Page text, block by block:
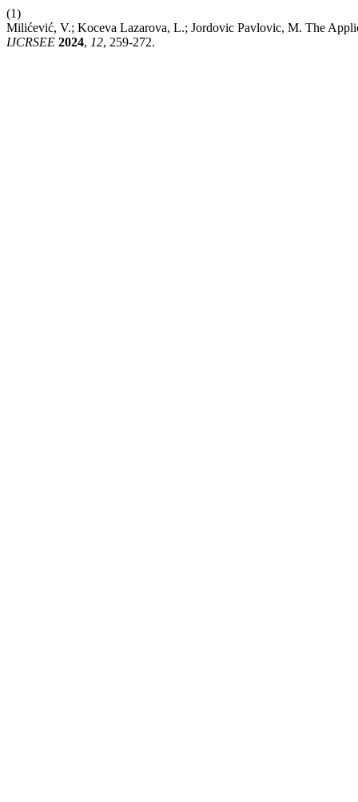
(1)
Milićević, V.; Koceva Lazarova, L.; Jordovic Pavlovic, M. The
IJCRSEE 2024, 12, 259-272.